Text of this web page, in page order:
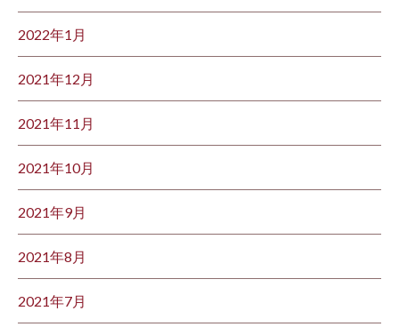
2022年1月
2021年12月
2021年11月
2021年10月
2021年9月
2021年8月
2021年7月